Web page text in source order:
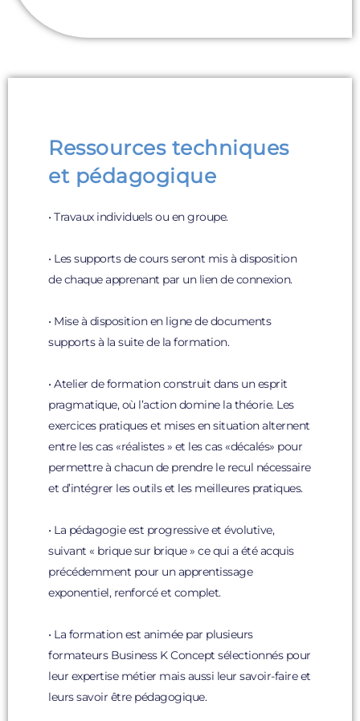
Ressources techniques
et pédagogique
• Travaux individuels ou en groupe.
• Les supports de cours seront mis à disposition
de chaque apprenant par un lien de connexion.
• Mise à disposition en ligne de documents
supports à la suite de la formation.
• Atelier de formation construit dans un esprit
pragmatique, où l’action domine la théorie. Les
exercices pratiques et mises en situation alternent
entre les cas «réalistes » et les cas «décalés» pour
permettre à chacun de prendre le recul nécessaire
et d’intégrer les outils et les meilleures pratiques.
• La pédagogie est progressive et évolutive,
suivant « brique sur brique » ce qui a été acquis
précédemment pour un apprentissage
exponentiel, renforcé et complet.
• La formation est animée par plusieurs
formateurs Business K Concept sélectionnés pour
leur expertise métier mais aussi leur savoir-faire et
leurs savoir être pédagogique.